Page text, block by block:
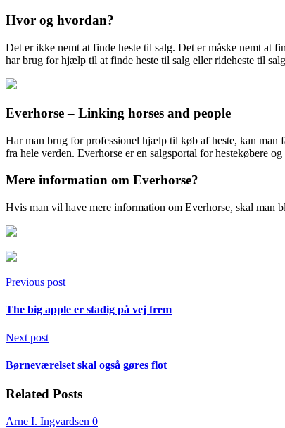
Hvor og hvordan?
Det er ikke nemt at finde heste til salg. Det er måske nemt at
har brug for hjælp til at finde heste til salg eller rideheste til
Everhorse – Linking horses and people
Har man brug for professionel hjælp til køb af heste, kan man
fra hele verden. Everhorse er en salgsportal for hestekøbere
Mere information om Everhorse?
Hvis man vil have mere information om Everhorse, skal man
Previous post
The big apple er stadig på vej frem
Next post
Børneværelset skal også gøres flot
Related Posts
Arne I. Ingvardsen 0